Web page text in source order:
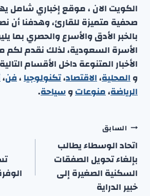
الكويت الان ، موقع إخباري شامل
صحفية متميزة للقارئ، وهدفنا أن نصل
بالخبر الأدق والأسرع والحصري بما
الأسرة السعودية، لذلك نقدم
الأخبار المتنوعة داخل الأقسام
والمحلية،الاقتصاد،تكنولوجيا،فن،
الرياضة،منوعاتوسياحة.
تصفّح
المقالات
السابق
اتحاد الوسطاء يطالب
بإلغاء تحويل الصفقات
السكنية الصغيرة إلى
خبير الدراية